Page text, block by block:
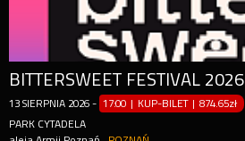
BITTERSWEET FESTIVAL 2026
13 SIERPNIA 2026 - 17:00 | KUP-BILET |874.65zł
PARK CYTADELA